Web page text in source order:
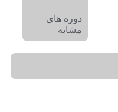
دوره های
مشابه